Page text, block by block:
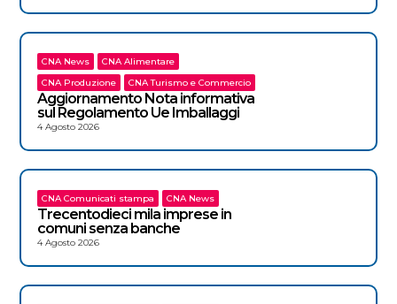
CNA News
CNA Alimentare
CNA Produzione
CNA Turismo e Commercio
Aggiornamento Nota informativa
sul Regolamento Ue Imballaggi
4 Agosto 2026
CNA Comunicati stampa CNA News
Trecentodieci mila imprese in
comuni senza banche
4 Agosto 2026